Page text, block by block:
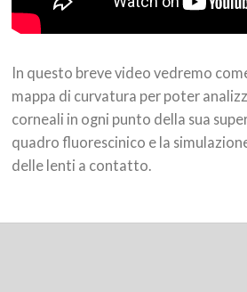
In questo breve video vedremo
mappa di curvatura per poter
corneali in ogni punto della sua
quadro fluorescinico e la
delle lenti a contatto.